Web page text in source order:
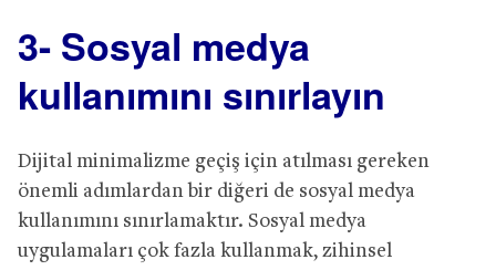
3- Sosyal medya
kullanımını sınırlayın
Dijital minimalizme geçiş için atılması gereken
önemli adımlardan bir diğeri de sosyal medya
kullanımını sınırlamaktır. Sosyal medya
uygulamaları çok fazla kullanmak, zihinsel